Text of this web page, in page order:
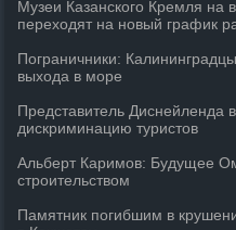
Музеи Казанского Кремля на
переходят на новый график
Пограничники:
выхода в море
Представитель Диснейленда
дискриминацию туристов
Альберт Каримов: Будущее
строительством
Памятник погибшим в